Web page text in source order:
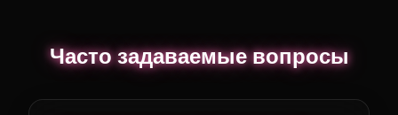
Часто задаваемые вопросы